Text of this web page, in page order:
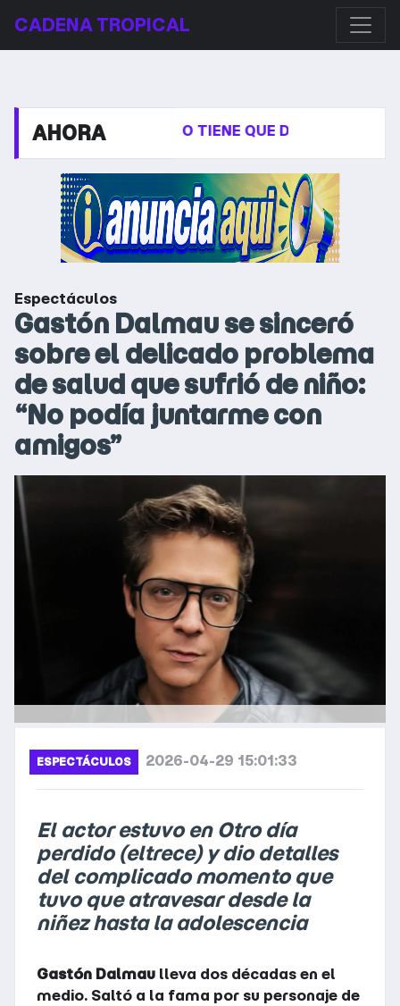
CADENA TROPICAL
AHORA
“ESTO TIENE QUE DESAPARECER”
Espectáculos
Gastón Dalmau se sinceró
sobre el delicado problema
de salud que sufrió de niño:
“No podía juntarme con
amigos”
ESPECTÁCULOS 2026-04-29 15:01:33
El actor estuvo en Otro día
perdido (eltrece) y dio detalles
del complicado momento que
tuvo que atravesar desde la
niñez hasta la adolescencia
Gastón Dalmau lleva dos décadas en el
medio. Saltó a la fama por su personaje de